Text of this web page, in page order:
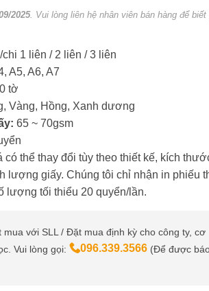
2025. Vui lòng liên hệ nhân viên bán hàng để biết
chi 1 liên / 2 liên / 3 liên
A5, A6, A7
tờ
Vàng, Hồng, Xanh dương
65 ~ 70gsm
thể thay đổi tùy theo thiết kế, kích
lượng giấy. Chúng tôi chỉ nhận in phiếu
lượng tối thiểu 20 quyển/lần.
mua với SLL / Đặt mua định kỳ cho công ty, cơ
Vui lòng gọi:
096.339.3566 (Để được